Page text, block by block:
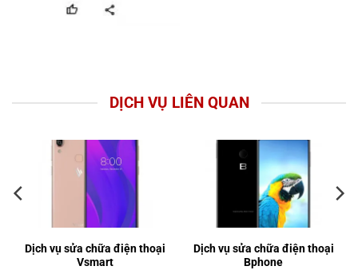
DỊCH VỤ LIÊN QUAN
Dịch vụ sửa chữa điện thoại
Vsmart
Dịch vụ sửa chữa điện thoại
Bphone